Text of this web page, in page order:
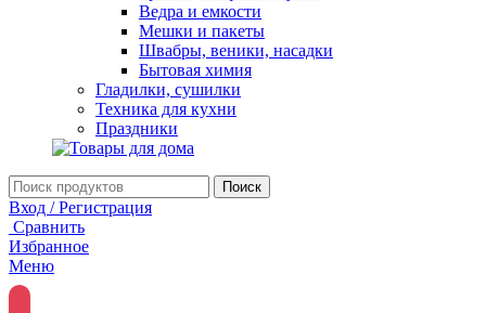
Ведра и емкости
Мешки и пакеты
Швабры, веники, насадки
Бытовая химия
Гладилки, сушилки
Техника для кухни
Праздники
Поиск
Вход / Регистрация
Сравнить
Избранное
Меню